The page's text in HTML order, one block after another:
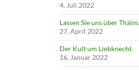
4. Juli 2022
Lassen Sie uns über
27. April 2022
Der Kult um Liebknecht
16. Januar 2022